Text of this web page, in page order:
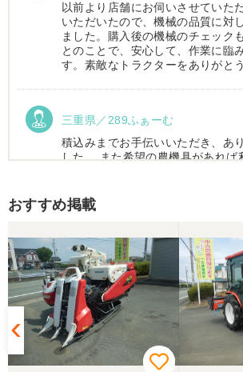
以前より店舗にお伺いさせていた
いただいたので、機械の品質に対
ました。購入後の機械のチェック
とのことで、安心して、作業に臨
す。素敵なトラクターをありがと
三重県／289ふぁーむ
積込みまでお手伝いいただき、あ
した。 また希望の農機具があれば
この度はお世話になりました。ま
よろしくお願いします。
三重県／ユウスケ
購入から引き取りまでスムーズで
ございました。
おすすめ掲載